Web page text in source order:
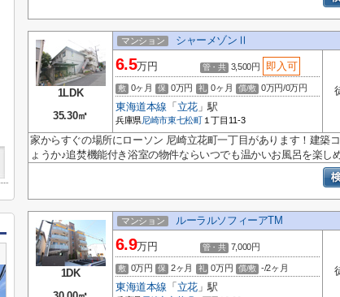
1LDK
35.30㎡
マンション シャーメゾンⅡ
6.5万円 管・共 3,500円 即入可
敷 0ヶ月 保 0万円 礼 0ヶ月 償/敷 0万円/0万円
東海道本線 「 立花」駅
兵庫県尼崎市東七松町 １丁目11-3
家からすぐの場所にローソン 尼崎立花町一丁目があります！建築
ょうか♪追焚機能付き浴室の物件ならいつでも温かいお風呂を楽し
1DK
マンション ルーラルソフィーアTM
6.9万円 管・共 7,000円
敷 0万円 保 2ヶ月 礼 0万円 償/敷 -/2ヶ月
東海道本線 「 立花」駅